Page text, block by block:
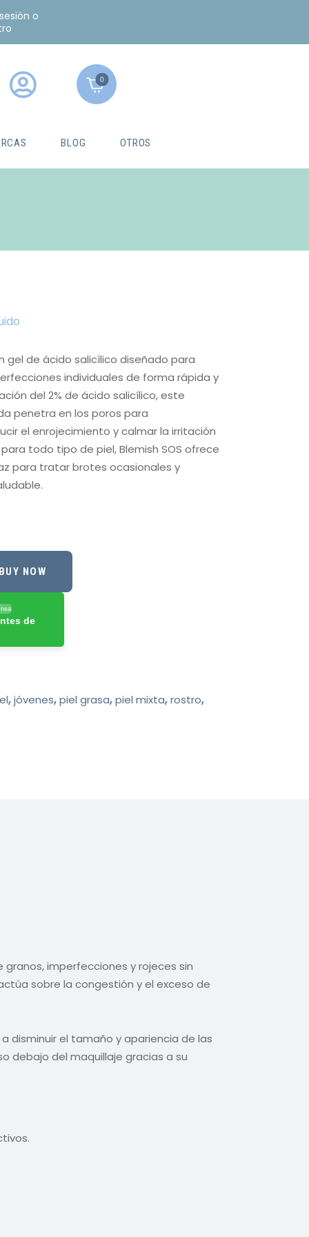
o
0
BLOG OTROS
gel de ácido salicílico diseñado para
individuales de forma rápida y
del 2% de ácido salicílico, este
penetra en los poros para
el enrojecimiento y calmar la irritación
todo tipo de piel, Blemish SOS ofrece
para tratar brotes ocasionales y
NOW
de
,jóvenes,piel grasa,piel mixta,rostro,
imperfecciones y rojeces sin
sobre la congestión y el exceso de
disminuir el tamaño y apariencia de las
debajo del maquillaje gracias a su